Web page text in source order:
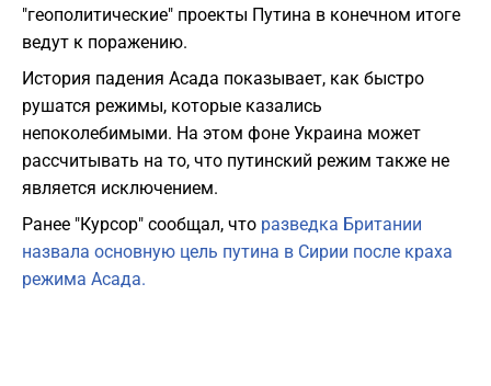
"геополитические" проекты Путина в конечном итоге
ведут к поражению.
История падения Асада показывает, как быстро
рушатся режимы, которые казались
непоколебимыми. На этом фоне Украина может
рассчитывать на то, что путинский режим также не
является исключением.
Ранее "Курсор" сообщал, что разведка Британии
назвала основную цель путина в Сирии после краха
режима Асада.